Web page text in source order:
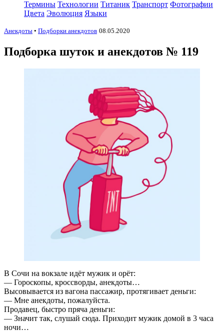
Термины Технологии Титаник Транспорт Фотографии
Цвета Эволюция Языки
Анекдоты • Подборки анекдотов 08.05.2020
Подборка шуток и анекдотов № 119
В Сочи на вокзале идёт мужик и орёт:
— Гороскопы, кроссворды, анекдоты…
Высовывается из вагона пассажир, протягивает деньги:
— Мне анекдоты, пожалуйста.
Продавец, быстро пряча деньги:
— Значит так, слушай сюда. Приходит мужик домой в 3 часа
ночи…